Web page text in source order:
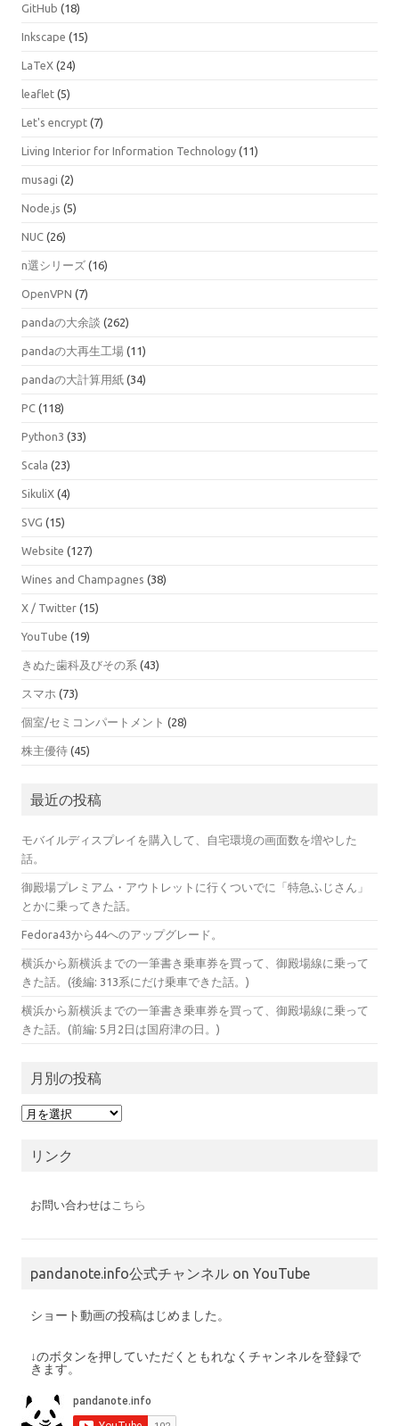
GitHub (18)
Inkscape (15)
LaTeX (24)
leaflet (5)
Let's encrypt (7)
Living Interior for Information Technology (11)
musagi (2)
Node.js (5)
NUC (26)
n選シリーズ (16)
OpenVPN (7)
pandaの大余談 (262)
pandaの大再生工場 (11)
pandaの大計算用紙 (34)
PC (118)
Python3 (33)
Scala (23)
SikuliX (4)
SVG (15)
Website (127)
Wines and Champagnes (38)
X / Twitter (15)
YouTube (19)
きぬた歯科及びその系 (43)
スマホ (73)
個室/セミコンパートメント (28)
株主優待 (45)
最近の投稿
モバイルディスプレイを購入して、自宅環境の画面数を増やした
話。
御殿場プレミアム・アウトレットに行くついでに「特急ふじさん」
とかに乗ってきた話。
Fedora43から44へのアップグレード。
横浜から新横浜までの一筆書き乗車券を買って、御殿場線に乗って
きた話。(後編: 313系にだけ乗車できた話。)
横浜から新横浜までの一筆書き乗車券を買って、御殿場線に乗って
きた話。(前編: 5月2日は国府津の日。)
月別の投稿
月
別
リンク
お問い合わせは こちら
pandanote.info公式チャンネル on YouTube
ショート動画の投稿はじめました。
↓のボタンを押していただくともれなくチャンネルを登録で
きます。